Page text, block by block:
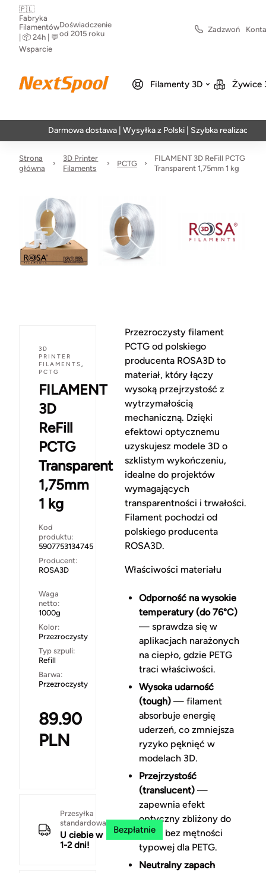
🇵🇱
Fabryka
Filamentów
| 📦 24h | 💬
Wsparcie
Doświadczenie
od 2015 roku
Zadzwoń
Filamenty 3D Żywice
Darmowa dostawa | Wysyłka z Polski | Szybka realizacja w 24h
Strona
główna
3D Printer
Filaments
PCTG
FILAMENT 3D ReFill PCTG
Transparent 1,75mm 1 kg
3D
PRINTER
FILAMENTS,
PCTG
FILAMENT
3D
ReFill
PCTG
Transparent
1,75mm
1 kg
Kod
produktu:
5907753134745
Producent:
ROSA3D
Waga
netto:
1000g
Kolor:
Przezroczysty
Typ szpuli:
Refill
Barwa:
Przezroczysty
89.90
PLN
Przesyłka
standardowa
U ciebie w
1-2 dni!
Bezpłatnie
Przezroczysty filament
PCTG od polskiego
producenta ROSA3D to
materiał, który łączy
wysoką przejrzystość z
wytrzymałością
mechaniczną. Dzięki
efektowi optycznemu
uzyskujesz modele 3D o
szklistym wykończeniu,
idealne do projektów
wymagających
transparentności i trwałości.
Filament pochodzi od
polskiego producenta
ROSA3D.
Właściwości materiału
Odporność na wysokie
temperatury (do 76°C)
— sprawdza się w
aplikacjach narażonych
na ciepło, gdzie PETG
traci właściwości.
Wysoka udarność
(tough)— filament
absorbuje energię
uderzeń, co zmniejsza
ryzyko pęknięć w
modelach 3D.
Przejrzystość
(translucent)—
zapewnia efekt
optyczny zbliżony do
szkła, bez mętności
typowej dla PETG.
Neutralny zapach